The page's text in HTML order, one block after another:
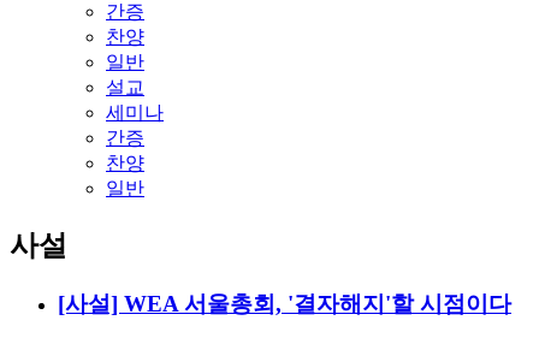
간증
찬양
일반
설교
세미나
간증
찬양
일반
사설
[사설] WEA 서울총회, '결자해지'할 시점이다